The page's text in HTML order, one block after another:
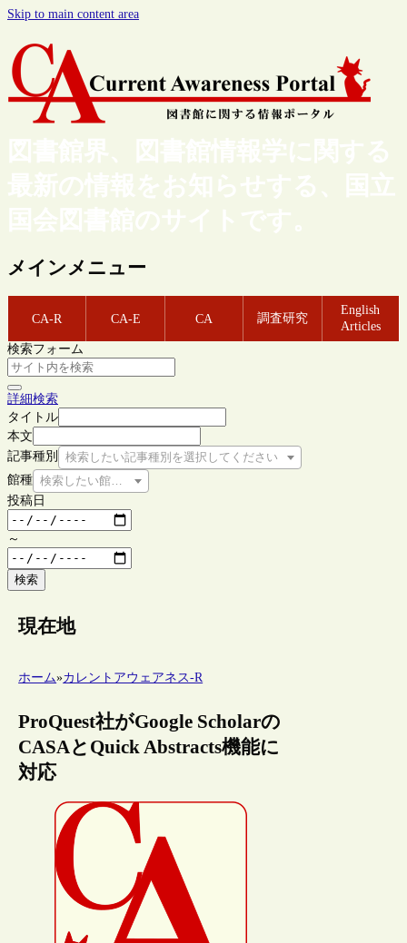
Skip to main content area
図書館界、図書館情報学に関する
最新の情報をお知らせする、国立
国会図書館のサイトです。
メインメニュー
CA-R CA-E CA 調査研究
English
Articles
検索フォーム
詳細検索
タイトル
本文
記事種別
検索したい記事種別を選択してください
館種 検索したい館種を選択してください
投稿日
～
検索
現在地
ホーム»カレントアウェアネス-R
ProQuest社がGoogle Scholarの
CASAとQuick Abstracts機能に
対応